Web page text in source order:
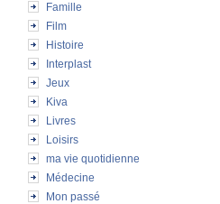
Famille
Film
Histoire
Interplast
Jeux
Kiva
Livres
Loisirs
ma vie quotidienne
Médecine
Mon passé